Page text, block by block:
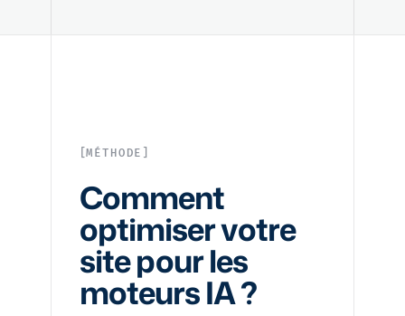
MÉTHODE
Comment
optimiser votre
site pour les
moteurs IA ?